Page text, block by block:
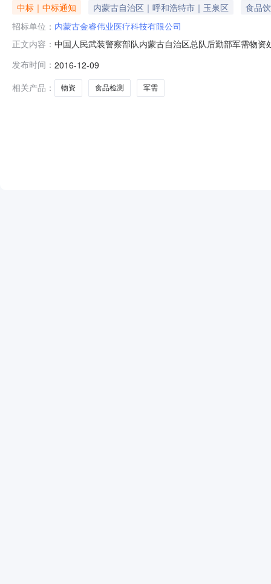
中标｜中标通知 内蒙古自治区｜呼和浩特市｜玉泉区
食品
招标单位： 内蒙古金睿伟业医疗科技有限公司
正文内容： 中国人民武装警察部队内蒙古自治区总队后勤部军需物
2016-0500-A030二、评审结果评标委员会按照招标文件
130448元交货期：签订
发布时间： 2016-12-09
相关产品：
物资 食品检测 军需